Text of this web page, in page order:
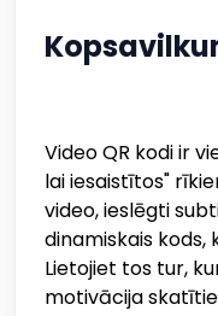
Video QR kodi ir
lai iesaistītos"
video, ieslēgti
dinamiskais
Lietojiet tos tur,
motivācija